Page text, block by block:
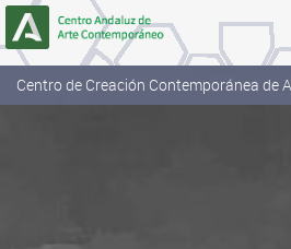
Saltar al contenido
Centro de Creación Contemporánea de